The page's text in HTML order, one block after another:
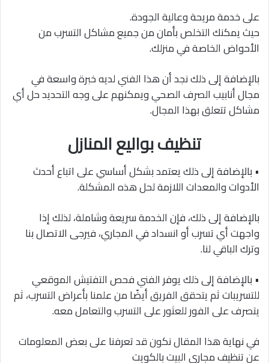
على خدمة مريحة وعالية الجودة.
حيث يمكنك التخلص بأمان من جميع مشاكل التسرب من
الأحواض الخاصة في منزلك.
بالإضافة إلى ذلك نجد أن هذا الفني لديه خبرة واسعة في
مجال أنابيب الصرف الصحي ويمكنهم على وجه التحديد حل أي
مشاكل تتعلق بهذا المجال.
تنظيف بواليع المنازل
• بالإضافة إلى ذلك يعتمد بشكل أساسي على اتباع أحدث
الأدوات والمعدات اللازمة لحل هذه المشكلة.
بالإضافة إلى ذلك، فإن الخدمة سريعة وشاملة، لذلك إذا
واجهت أي تسرب أو انسداد في المجاري، فيرجى الاتصال بنا
وترك الباقي لنا.
• بالإضافة إلى ذلك يوفر الفني فحص التفتيش الموقعي
للتسريبات ثم يتحقق الفريق أيضًا من علمنا بأعراض التسرب، ثم
يتصرف على الفور للعثور على التسرب والتعامل معه.
في نهاية هذا المقال نكون قد تعرفنا على بعض المعلومات
عن تنظيف مجاري البيت بالكويت